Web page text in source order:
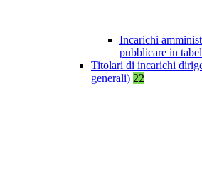
Incarichi
pubblicare in
Titolari di incarichi
generali) 22